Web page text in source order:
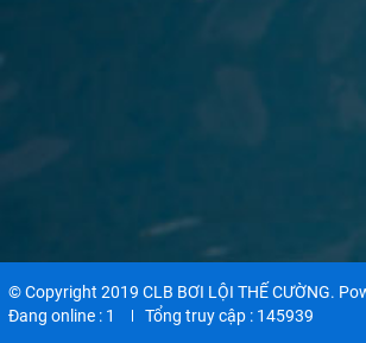
© Copyright 2019 CLB BƠI LỘI THẾ CƯỜNG.
Đang online : 1 Tổng truy cập : 145939